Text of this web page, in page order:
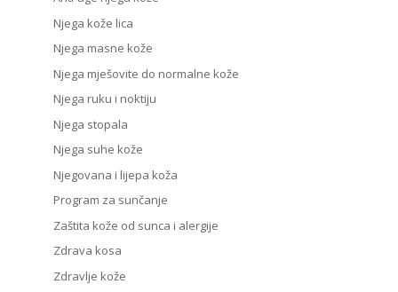
Njega kože lica
Njega masne kože
Njega mješovite do normalne kože
Njega ruku i noktiju
Njega stopala
Njega suhe kože
Njegovana i lijepa koža
Program za sunčanje
Zaštita kože od sunca i alergije
Zdrava kosa
Zdravlje kože